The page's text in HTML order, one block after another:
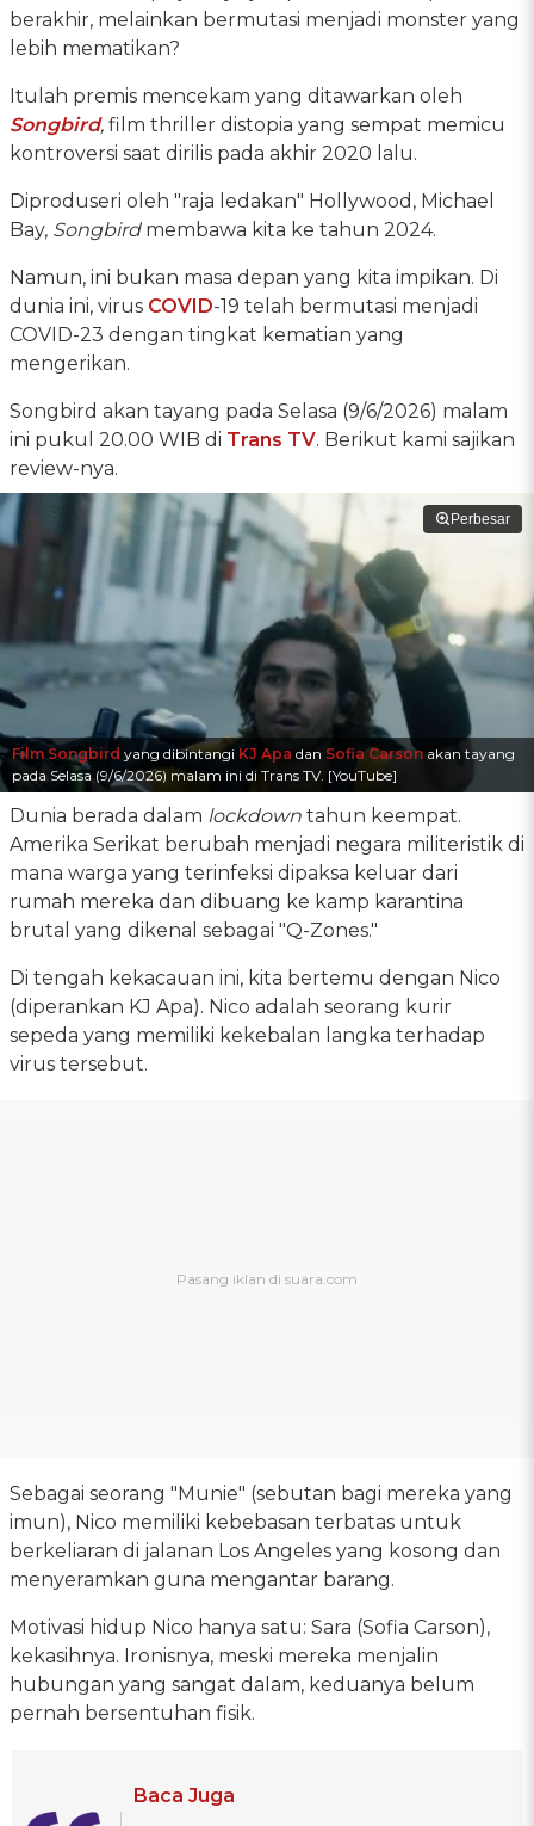
berakhir, melainkan bermutasi menjadi monster yang
lebih mematikan?
Itulah premis mencekam yang ditawarkan oleh
Songbird, film thriller distopia yang sempat memicu
kontroversi saat dirilis pada akhir 2020 lalu.
Diproduseri oleh "raja ledakan" Hollywood, Michael
Bay, Songbirdmembawa kita ke tahun 2024.
Namun, ini bukan masa depan yang kita impikan. Di
dunia ini, virus COVID-19 telah bermutasi menjadi
COVID-23 dengan tingkat kematian yang
mengerikan.
Songbird akan tayang pada Selasa (9/6/2026) malam
ini pukul 20.00 WIB di Trans TV. Berikut kami sajikan
review-nya.
Perbesar
Film Songbird yang dibintangi KJ Apa dan Sofia Carson akan tayang
pada Selasa (9/6/2026) malam ini di Trans TV. [YouTube]
Dunia berada dalam lockdown tahun keempat.
Amerika Serikat berubah menjadi negara militeristik di
mana warga yang terinfeksi dipaksa keluar dari
rumah mereka dan dibuang ke kamp karantina
brutal yang dikenal sebagai "Q-Zones."
Di tengah kekacauan ini, kita bertemu dengan Nico
(diperankan KJ Apa). Nico adalah seorang kurir
sepeda yang memiliki kekebalan langka terhadap
virus tersebut.
Sebagai seorang "Munie" (sebutan bagi mereka yang
imun), Nico memiliki kebebasan terbatas untuk
berkeliaran di jalanan Los Angeles yang kosong dan
menyeramkan guna mengantar barang.
Motivasi hidup Nico hanya satu: Sara (Sofia Carson),
kekasihnya. Ironisnya, meski mereka menjalin
hubungan yang sangat dalam, keduanya belum
pernah bersentuhan fisik.
Baca Juga